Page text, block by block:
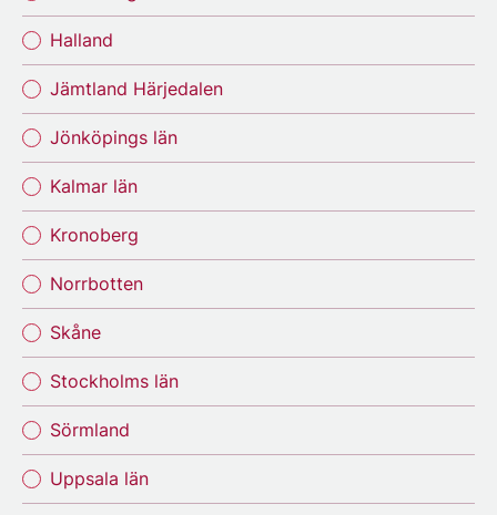
Halland
Jämtland Härjedalen
Jönköpings län
Kalmar län
Kronoberg
Norrbotten
Skåne
Stockholms län
Sörmland
Uppsala län